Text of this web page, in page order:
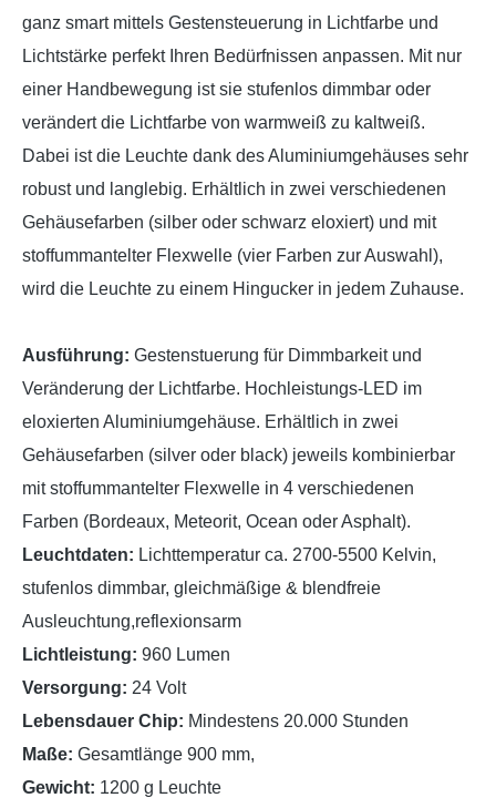
ganz smart mittels Gestensteuerung in Lichtfarbe und
Lichtstärke perfekt Ihren Bedürfnissen anpassen. Mit nur
einer Handbewegung ist sie stufenlos dimmbar oder
verändert die Lichtfarbe von warmweiß zu kaltweiß.
Dabei ist die Leuchte dank des Aluminiumgehäuses sehr
robust und langlebig. Erhältlich in zwei verschiedenen
Gehäusefarben (silber oder schwarz eloxiert) und mit
stoffummantelter Flexwelle (vier Farben zur Auswahl),
wird die Leuchte zu einem Hingucker in jedem Zuhause.
Ausführung: Gestenstuerung für Dimmbarkeit und
Veränderung der Lichtfarbe. Hochleistungs-LED im
eloxierten Aluminiumgehäuse. Erhältlich in zwei
Gehäusefarben (silver oder black) jeweils kombinierbar
mit stoffummantelter Flexwelle in 4 verschiedenen
Farben (Bordeaux, Meteorit, Ocean oder Asphalt).
Leuchtdaten: Lichttemperatur ca. 2700-5500 Kelvin,
stufenlos dimmbar, gleichmäßige & blendfreie
Ausleuchtung,reflexionsarm
Lichtleistung: 960 Lumen
Versorgung: 24 Volt
Lebensdauer Chip: Mindestens 20.000 Stunden
Maße: Gesamtlänge 900 mm,
Gewicht: 1200 g Leuchte